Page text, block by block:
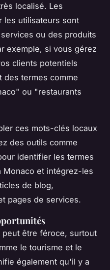
localisé. Les
les utilisateurs sont
ou des produits
exemple, si vous gérez
clients potentiels
des termes comme
" ou "restaurants
ces mots-clés locaux
des outils comme
identifier les termes
Monaco et intégrez-les
de blog,
pages de services.
peut être féroce, surtout
le tourisme et le
également qu'il y a